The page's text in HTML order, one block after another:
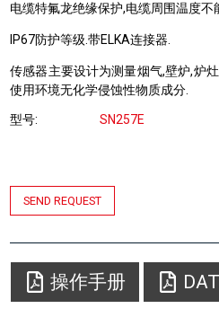
电缆特氟龙绝缘保护,电缆周围温度不
IP67防护等级.带ELKA连接器.
传感器主要设计为测量烟气,壁炉,炉
使用环境无化学侵蚀性物质成分.
型号 SN257E
SEND REQUEST
操作手册